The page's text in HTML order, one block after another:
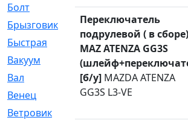
Болт
[247]
Брызговик
[77]
Быстрая
[2]
Вакуум
[23]
Вал
[194]
Венец
[16]
Ветровик
Переключатель
подрулевой ( в сборе)
MAZ ATENZA GG3S
[б/у] MAZDA ATENZA
GG3S L3-VE